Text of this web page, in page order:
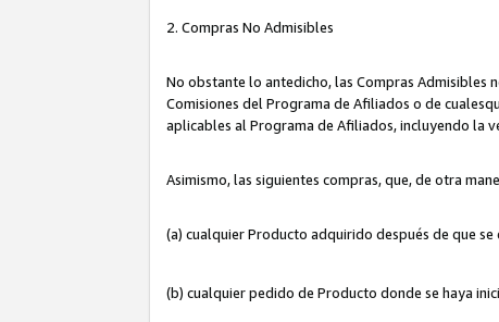
2. Compras No Admisibles
No obstante lo antedicho, las Compras Admisibles
Comisiones del Programa de Afiliados o de
aplicables al Programa de Afiliados, incluyendo la
Asimismo, las siguientes compras, que, de otra
(a) cualquier Producto adquirido después de que
(b) cualquier pedido de Producto donde se haya